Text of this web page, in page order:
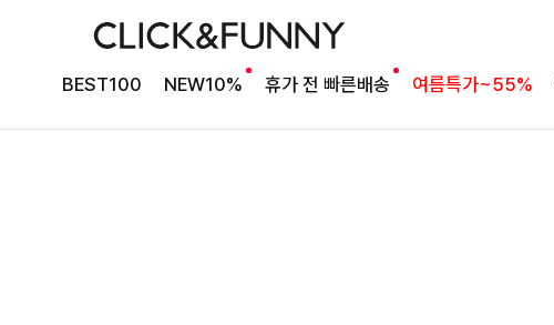
BEST100 NEW10% 휴가 전 빠른배송 여름특가~55%
여름의 끝을 완성할
감각적인 원피스